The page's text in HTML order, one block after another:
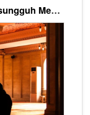
Kesunahan Bersungguh-sungguh Mengejar Malam Lailatul Qadar